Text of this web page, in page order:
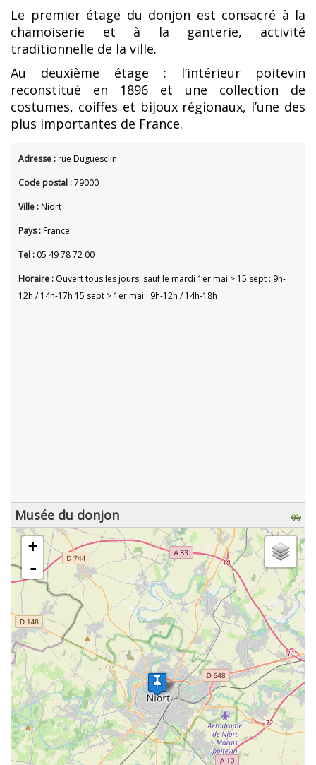
Le premier étage du donjon est consacré à la
chamoiserie et à la ganterie, activité
traditionnelle de la ville.
Au deuxième étage : l’intérieur poitevin
reconstitué en 1896 et une collection de
costumes, coiffes et bijoux régionaux, l’une des
plus importantes de France.
Adresse :rue Duguesclin
Code postal :79000
Ville :Niort
Pays :France
Tel : 05 49 78 72 00
Horaire : Ouvert tous les jours, sauf le mardi 1er mai > 15 sept : 9h-
12h / 14h-17h 15 sept > 1er mai : 9h-12h / 14h-18h
Musée du donjon
chargement de la carte - veuillez patienter...
+
-